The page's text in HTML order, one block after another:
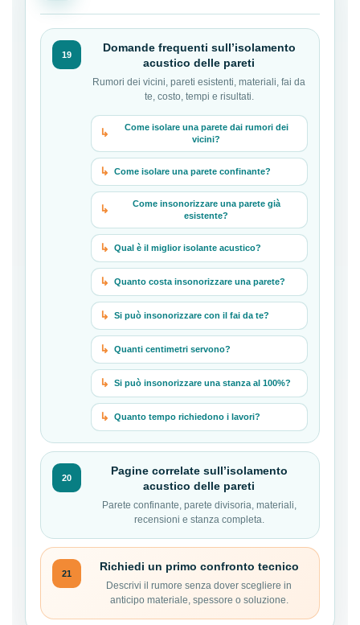
19
Domande frequenti sull’isolamento
acustico delle pareti
Rumori dei vicini, pareti esistenti, materiali, fai da
te, costo, tempi e risultati.
Come isolare una parete dai rumori dei
vicini?
Come isolare una parete confinante?
Come insonorizzare una parete già
esistente?
Qual è il miglior isolante acustico?
Quanto costa insonorizzare una parete?
Si può insonorizzare con il fai da te?
Quanti centimetri servono?
Si può insonorizzare una stanza al 100%?
Quanto tempo richiedono i lavori?
20
Pagine correlate sull’isolamento
acustico delle pareti
Parete confinante, parete divisoria, materiali,
recensioni e stanza completa.
21
Richiedi un primo confronto tecnico
Descrivi il rumore senza dover scegliere in
anticipo materiale, spessore o soluzione.